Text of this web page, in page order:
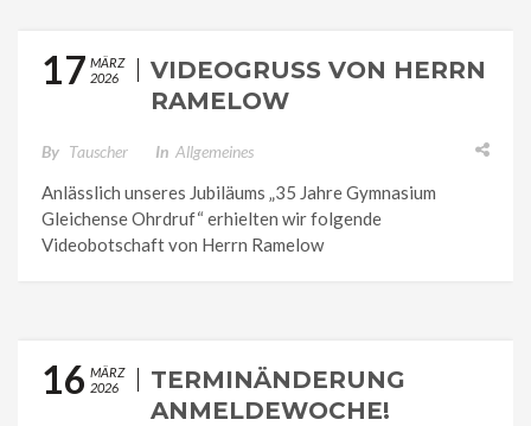
17 MÄRZ
2026
VIDEOGRUSS VON HERRN R
AMELOW
By Tauscher In Allgemeines
Anlässlich unseres Jubiläums „35 Jahre Gymnasium
Gleichense Ohrdruf“ erhielten wir folgende
Videobotschaft von Herrn Ramelow
16 MÄRZ
2026
TERMINÄNDERUNG
ANMELDEWOCHE!